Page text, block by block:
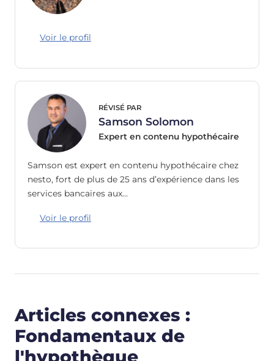
Voir le profil
RÉVISÉ PAR
Samson Solomon
Expert en contenu hypothécaire
Samson est expert en contenu hypothécaire chez
nesto, fort de plus de 25 ans d’expérience dans les
services bancaires aux…
Voir le profil
Articles connexes :
Fondamentaux de